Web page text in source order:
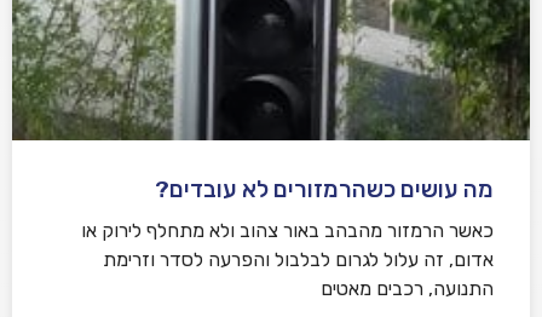
מה עושים כשהרמזורים לא עובדים?
כאשר הרמזור מהבהב באור צהוב ולא מתחלף לירוק או
אדום, זה עלול לגרום לבלבול והפרעה לסדר וזרימת
התנועה, רכבים מאטים